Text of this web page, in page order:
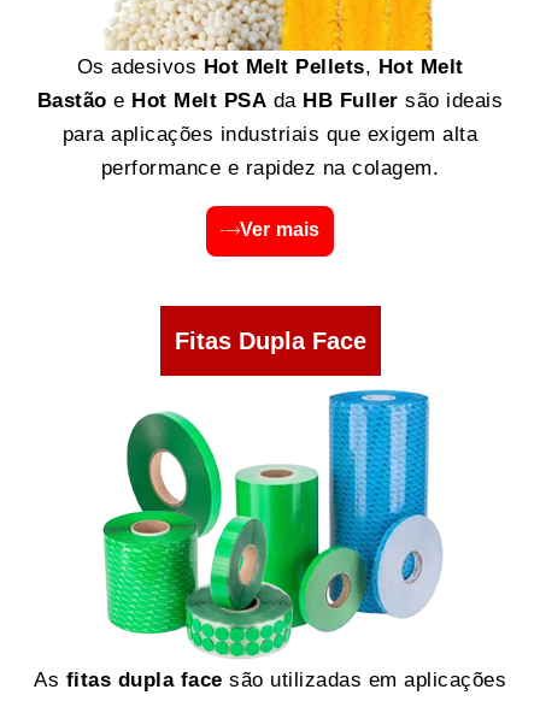
Os adesivos Hot Melt Pellets, Hot Melt
Bastão e Hot Melt PSA da HB Fuller são ideais
para aplicações industriais que exigem alta
performance e rapidez na colagem.
Ver mais
Fitas Dupla Face
As fitas dupla face são utilizadas em aplicações